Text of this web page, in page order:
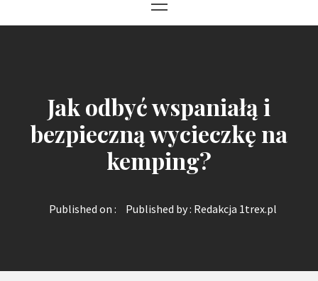
Menu
Jak odbyć wspaniałą i
bezpieczną wycieczkę na
kemping?
Published on : Published by : Redakcja 1trex.pl